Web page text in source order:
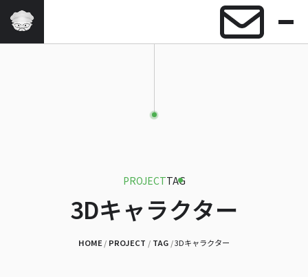
FAQ
PROJECTTAG
3Dキャラクター
HOME PROJECT TAG 3Dキャラクター